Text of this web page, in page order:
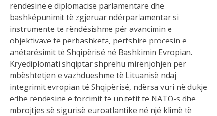
rëndësinë e diplomacisë parlamentare dhe
bashkëpunimit të zgjeruar ndërparlamentar si
instrumente të rëndësishme për avancimin e
objektivave të përbashkëta, përfshirë procesin e
anëtarësimit të Shqipërisë në Bashkimin Evropian.
Kryediplomati shqiptar shprehu mirënjohjen për
mbështetjen e vazhdueshme të Lituanisë ndaj
integrimit evropian të Shqipërisë, ndërsa vuri në dukje
edhe rëndësinë e forcimit të unitetit të NATO-s dhe
mbrojtjes së sigurisë euroatlantike në një klimë të